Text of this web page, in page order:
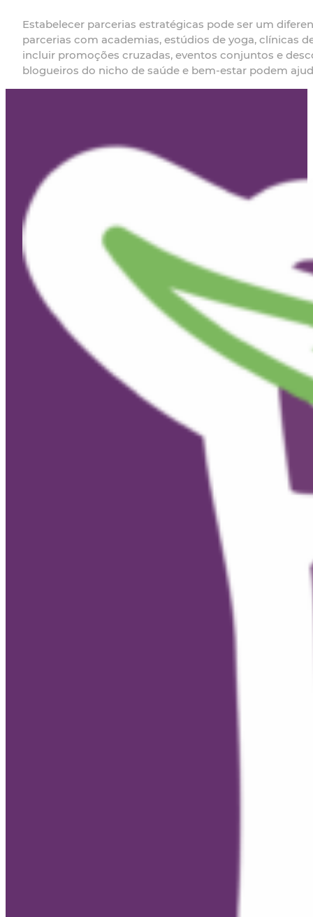
Estabelecer parcerias estratégicas pode ser um
parcerias com academias, estúdios de yoga, clínicas
incluir promoções cruzadas, eventos conjuntos e
blogueiros do nicho de saúde e bem-estar podem